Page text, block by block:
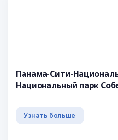
Панама-Сити-
Национальный парк
Узнать больше